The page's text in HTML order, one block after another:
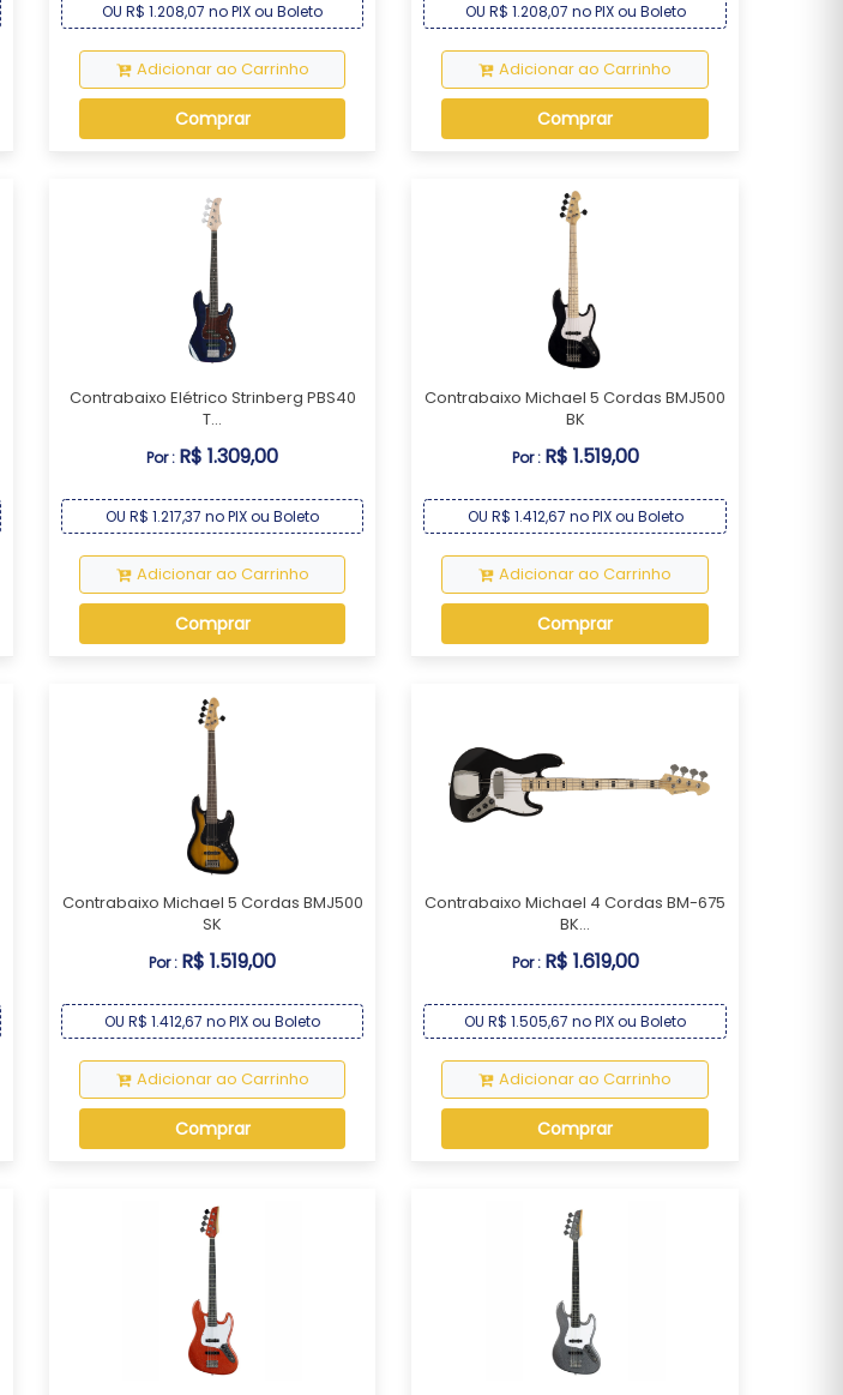
OU R$ 1.208,07 no PIX ou Boleto
Adicionar ao Carrinho
Comprar
OU R$ 1.208,07 no PIX ou Boleto
Adicionar ao Carrinho
Comprar
Contrabaixo Elétrico Strinberg PBS40
T...
Por : R$ 1.309,00
OU R$ 1.217,37 no PIX ou Boleto
Adicionar ao Carrinho
Comprar
Contrabaixo Michael 5 Cordas BMJ500
BK
Por : R$ 1.519,00
OU R$ 1.412,67 no PIX ou Boleto
Adicionar ao Carrinho
Comprar
Contrabaixo Michael 5 Cordas BMJ500
SK
Por : R$ 1.519,00
OU R$ 1.412,67 no PIX ou Boleto
Adicionar ao Carrinho
Comprar
Contrabaixo Michael 4 Cordas BM-675
BK...
Por : R$ 1.619,00
OU R$ 1.505,67 no PIX ou Boleto
Adicionar ao Carrinho
Comprar